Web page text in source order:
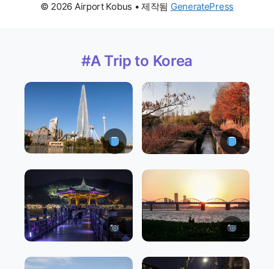
© 2026 Airport Kobus • 제작됨 GeneratePress
#A Trip to Korea